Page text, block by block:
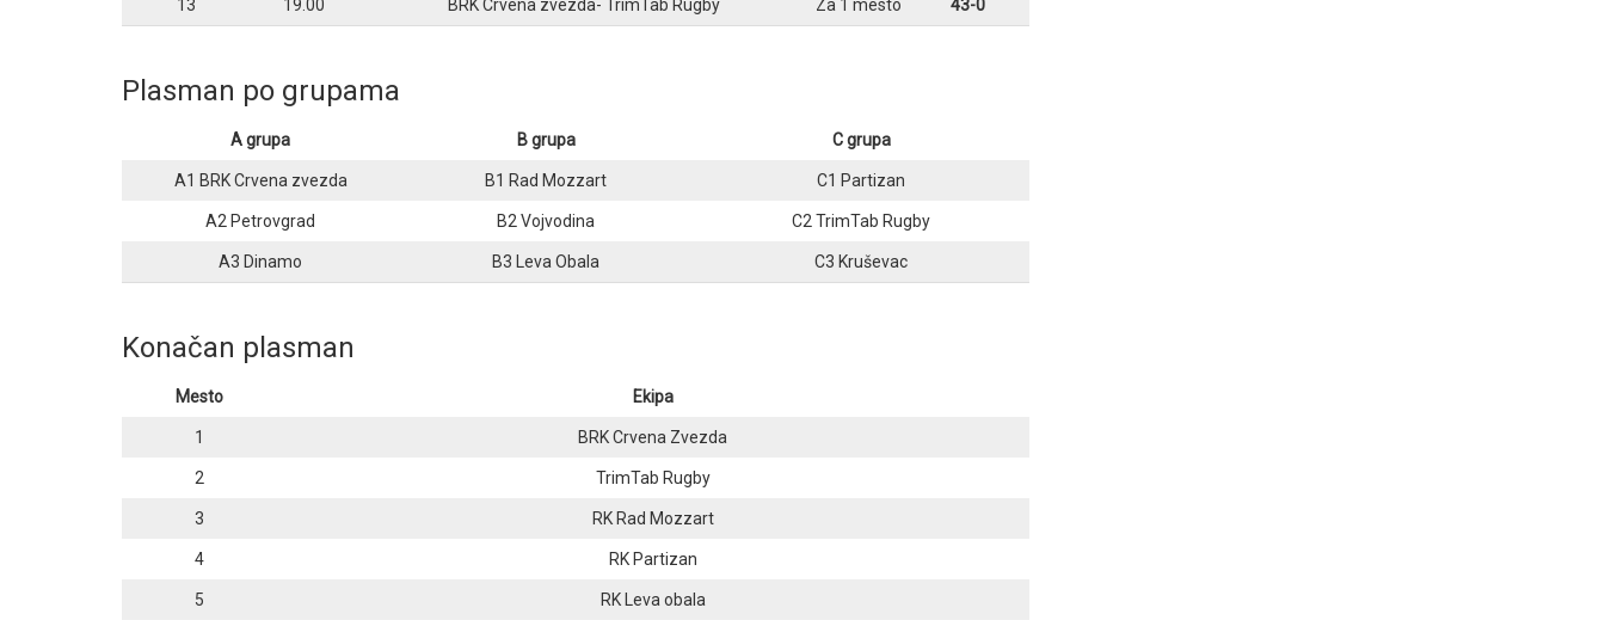
13 19.00 BRK Crvena zvezda- TrimTab Rugby Za 1 mesto 43-0
Plasman po grupama
A grupa B grupa C grupa
A1 BRK Crvena zvezda B1 Rad Mozzart C1 Partizan
A2 Petrovgrad B2 Vojvodina C2 TrimTab Rugby
A3 Dinamo B3 Leva Obala C3 Kruševac
Konačan plasman
Mesto Ekipa
1 BRK Crvena Zvezda
2 TrimTab Rugby
3 RK Rad Mozzart
4 RK Partizan
5 RK Leva obala